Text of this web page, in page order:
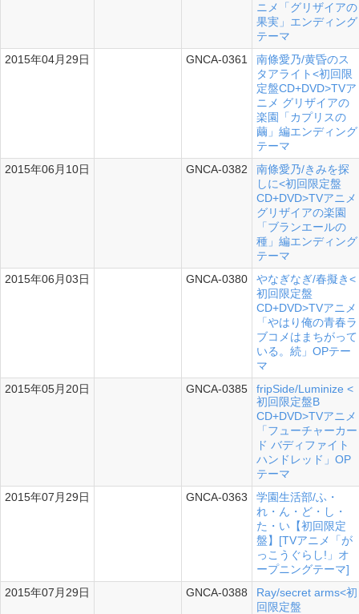
ニメ「グリザイアの
果実」エンディング
テーマ
2015年04月29日
グル GNCA-0361
南條愛乃/黄昏のス
タアライト<初回限
定盤CD+DVD>TVア
ニメ グリザイアの
楽園「カプリスの
繭」編エンディング
テーマ
2015年06月10日
グル GNCA-0382
南條愛乃/きみを探
しに<初回限定盤
CD+DVD>TVアニメ
グリザイアの楽園
「ブランエールの
種」編エンディング
テーマ
2015年06月03日
グル GNCA-0380
やなぎなぎ/春擬き<
初回限定盤
CD+DVD>TVアニメ
「やはり俺の青春ラ
ブコメはまちがって
いる。続」OPテー
マ
2015年05月20日
グル GNCA-0385
fripSide/Luminize <
初回限定盤B
CD+DVD>TVアニメ
「フューチャーカー
ド バディファイト
ハンドレッド」OP
テーマ
2015年07月29日
グル GNCA-0363
学園生活部/ふ・
れ・ん・ど・し・
た・い【初回限定
盤】[TVアニメ「が
っこうぐらし!」オ
ープニングテーマ]
2015年07月29日
グル GNCA-0388
Ray/secret arms<初
回限定盤